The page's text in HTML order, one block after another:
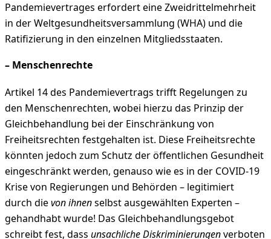
Pandemievertrages erfordert eine Zweidrittelmehrheit
in der Weltgesundheitsversammlung (WHA) und die
Ratifizierung in den einzelnen Mitgliedsstaaten.
– Menschenrechte
Artikel 14 des Pandemievertrags trifft Regelungen zu
den Menschenrechten, wobei hierzu das Prinzip der
Gleichbehandlung bei der Einschränkung von
Freiheitsrechten festgehalten ist. Diese Freiheitsrechte
könnten jedoch zum Schutz der öffentlichen Gesundheit
eingeschränkt werden, genauso wie es in der COVID-19
Krise von Regierungen und Behörden – legitimiert
durch dievon ihnenselbst ausgewählten Experten –
gehandhabt wurde! Das Gleichbehandlungsgebot
schreibt fest, dass unsachliche Diskriminierungenverboten